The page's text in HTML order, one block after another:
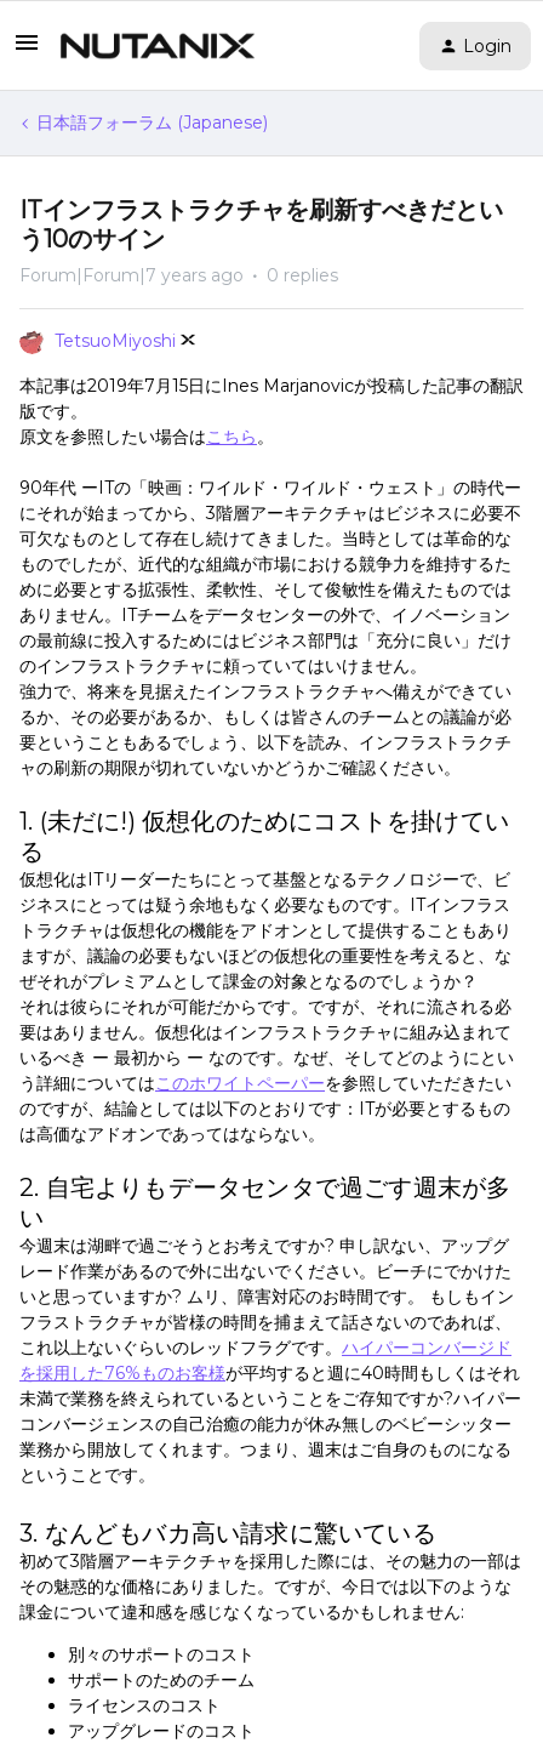
Login
日本語フォーラム (Japanese)
ITインフラストラクチャを刷新すべきだとい
う10のサイン
Forum|Forum|7 years ago 0 replies
TetsuoMiyoshi
本記事は2019年7月15日にInes Marjanovicが投稿した記事の翻訳
版です。
原文を参照したい場合はこちら。
90年代 ーITの「映画：ワイルド・ワイルド・ウェスト」の時代ー
にそれが始まってから、3階層アーキテクチャはビジネスに必要不
可欠なものとして存在し続けてきました。当時としては革命的な
ものでしたが、近代的な組織が市場における競争力を維持するた
めに必要とする拡張性、柔軟性、そして俊敏性を備えたものでは
ありません。ITチームをデータセンターの外で、イノベーション
の最前線に投入するためにはビジネス部門は「充分に良い」だけ
のインフラストラクチャに頼っていてはいけません。
強力で、将来を見据えたインフラストラクチャへ備えができてい
るか、その必要があるか、もしくは皆さんのチームとの議論が必
要ということもあるでしょう、以下を読み、インフラストラクチ
ャの刷新の期限が切れていないかどうかご確認ください。
1. (未だに!) 仮想化のためにコストを掛けてい
る
仮想化はITリーダーたちにとって基盤となるテクノロジーで、ビ
ジネスにとっては疑う余地もなく必要なものです。ITインフラス
トラクチャは仮想化の機能をアドオンとして提供することもあり
ますが、議論の必要もないほどの仮想化の重要性を考えると、な
ぜそれがプレミアムとして課金の対象となるのでしょうか？
それは彼らにそれが可能だからです。ですが、それに流される必
要はありません。仮想化はインフラストラクチャに組み込まれて
いるべき ー 最初から ー なのです。なぜ、そしてどのようにとい
う詳細についてはこのホワイトペーパーを参照していただきたい
のですが、結論としては以下のとおりです：ITが必要とするもの
は高価なアドオンであってはならない。
2. 自宅よりもデータセンタで過ごす週末が多
い
今週末は湖畔で過ごそうとお考えですか? 申し訳ない、アップグ
レード作業があるので外に出ないでください。ビーチにでかけた
いと思っていますか? ムリ、障害対応のお時間です。 もしもイン
フラストラクチャが皆様の時間を捕まえて話さないのであれば、
これ以上ないぐらいのレッドフラグです。 ハイパーコンバージド
を採用した76%ものお客様が平均すると週に40時間もしくはそれ
未満で業務を終えられているということをご存知ですか?ハイパー
コンバージェンスの自己治癒の能力が休み無しのベビーシッター
業務から開放してくれます。つまり、週末はご自身のものになる
ということです。
3. なんどもバカ高い請求に驚いている
初めて3階層アーキテクチャを採用した際には、その魅力の一部は
その魅惑的な価格にありました。ですが、今日では以下のような
課金について違和感を感じなくなっているかもしれません:
別々のサポートのコスト
サポートのためのチーム
ライセンスのコスト
アップグレードのコスト